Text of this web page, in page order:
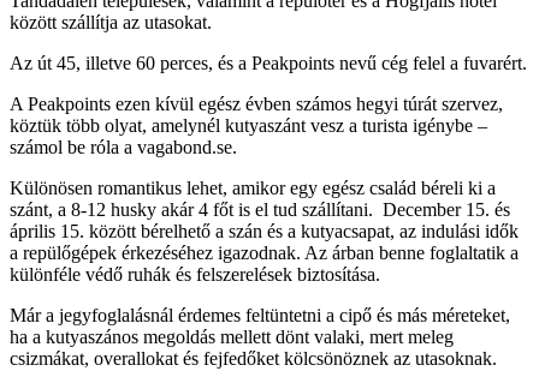
között szállítja az utasokat.
Az út 45, illetve 60 perces, és a Peakpoints nevű cég felel a fuvarért.
A Peakpoints ezen kívül egész évben számos hegyi túrát szervez,
köztük több olyat, amelynél kutyaszánt vesz a turista igénybe –
számol be róla a vagabond.se.
Különösen romantikus lehet, amikor egy egész család béreli ki a
szánt, a 8-12 husky akár 4 főt is el tud szállítani. December 15. és
április 15. között bérelhető a szán és a kutyacsapat, az indulási idők
a repülőgépek érkezéséhez igazodnak. Az árban benne foglaltatik a
különféle védő ruhák és felszerelések biztosítása.
Már a jegyfoglalásnál érdemes feltüntetni a cipő és más méreteket,
ha a kutyaszános megoldás mellett dönt valaki, mert meleg
csizmákat, overallokat és fejfedőket kölcsönöznek az utasoknak.